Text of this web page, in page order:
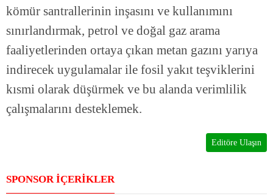
kömür santrallerinin inşasını ve kullanımını
sınırlandırmak, petrol ve doğal gaz arama
faaliyetlerinden ortaya çıkan metan gazını yarıya
indirecek uygulamalar ile fosil yakıt teşviklerini
kısmi olarak düşürmek ve bu alanda verimlilik
çalışmalarını desteklemek.
Editöre Ulaşın
SPONSOR İÇERİKLER